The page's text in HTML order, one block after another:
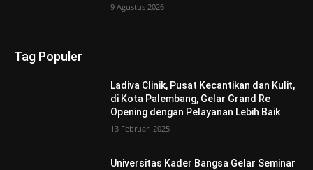
9 Agustus 2026
Tag Populer
Ladiva Clinik, Pusat Kecantikan dan Kulit,
di Kota Palembang, Gelar Grand Re
Opening dengan Pelayanan Lebih Baik
13 Februari 2025
Universitas Kader Bangsa Gelar Seminar